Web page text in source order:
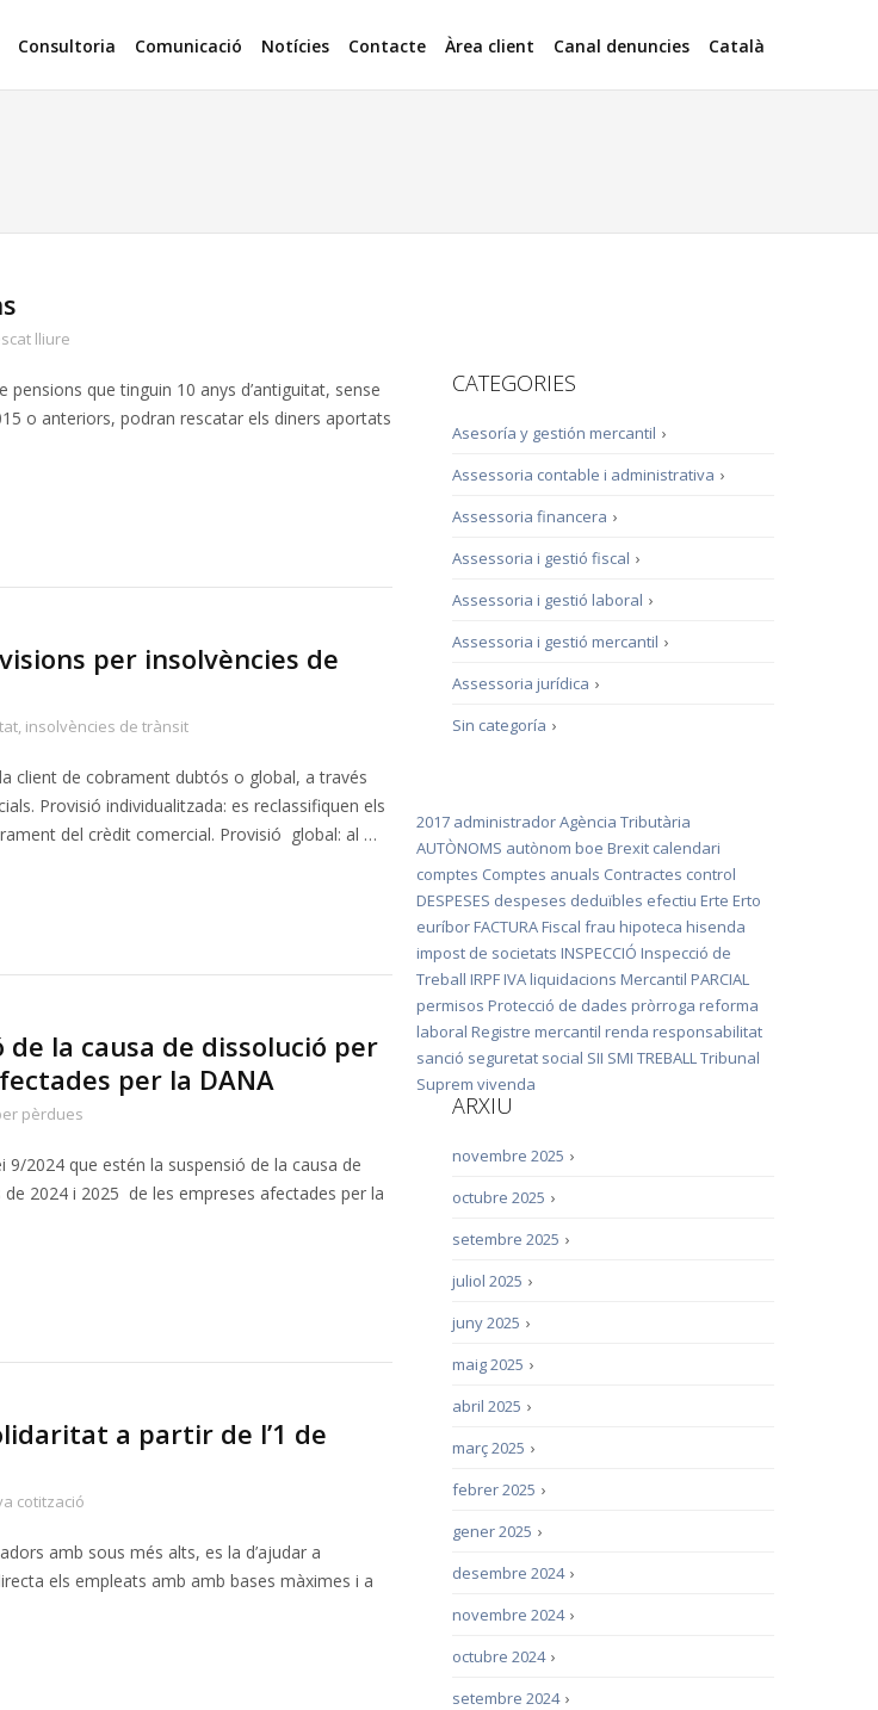
Consultoria Comunicació Notícies Contacte Àrea client Canal denuncies Català
lliure
que tinguin 10 anys d’antiguitat, sense
o anteriors, podran rescatar els diners aportats
per insolvències de
, insolvències de trànsit
client de cobrament dubtós o global, a través
Provisió individualitzada: es reclassifiquen els
del crèdit comercial. Provisió global: al …
de la causa de dissolució per
per la DANA
pèrdues
2024 que estén la suspensió de la causa de
2024 i 2025 de les empreses afectades per la
a partir de l’1 de
cotització
amb sous més alts, es la d’ajudar a
els empleats amb amb bases màximes i a
CATEGORIES
›
Asesoría y gestión mercantil
›
Assessoria contable i administrativa
›
Assessoria financera
›
Assessoria i gestió fiscal
›
Assessoria i gestió laboral
›
Assessoria i gestió mercantil
›
Assessoria jurídica
›
Sin categoría
2017 administradorAgència Tributària
AUTÒNOMS autònom boe Brexit calendari
comptes Comptes anuals Contractes control
DESPESES despeses deduïbles efectiu Erte Erto
euríbor FACTURA Fiscal frau hipoteca hisenda
impost de societats INSPECCIÓ Inspecció de
Treball IRPF IVA liquidacions Mercantil PARCIAL
permisos Protecció de dades pròrroga reforma
laboral Registre mercantil renda responsabilitat
sanció seguretat social SII SMI TREBALLTribunal
Suprem vivenda
ARXIU
›
novembre 2025
›
octubre 2025
›
setembre 2025
›
juliol 2025
›
juny 2025
›
maig 2025
›
abril 2025
›
març 2025
›
febrer 2025
›
gener 2025
›
desembre 2024
›
novembre 2024
›
octubre 2024
›
setembre 2024